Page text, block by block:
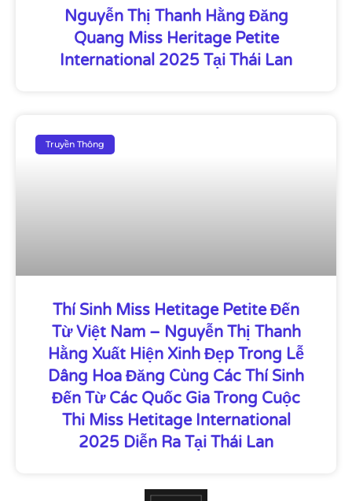
Nguyễn Thị Thanh Hằng Đăng
Quang Miss Heritage Petite
International 2025 Tại Thái Lan
Truyền Thông
Thí Sinh Miss Hetitage Petite Đến
Từ Việt Nam – Nguyễn Thị Thanh
Hằng Xuất Hiện Xinh Đẹp Trong Lễ
Dâng Hoa Đăng Cùng Các Thí Sinh
Đến Từ Các Quốc Gia Trong Cuộc
Thi Miss Hetitage International
2025 Diễn Ra Tại Thái Lan